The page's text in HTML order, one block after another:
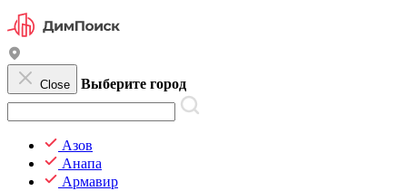
Close Выберите город
Азов
Анапа
Армавир